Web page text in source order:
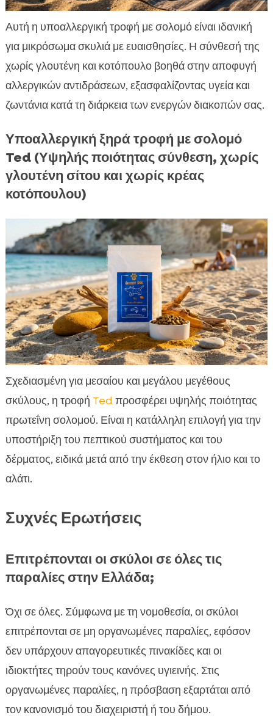
Αυτή η υποαλλεργική τροφή με σολομό είναι ιδανική
για μικρόσωμα σκυλιά με ευαισθησίες. Η σύνθεσή της
χωρίς γλουτένη και κοτόπουλο βοηθά στην αποφυγή
αλλεργικών αντιδράσεων, εξασφαλίζοντας υγεία και
ζωντάνια κατά τη διάρκεια των ενεργών διακοπών σας.
Υποαλλεργική ξηρά τροφή με σολομό
Ted (Υψηλής ποιότητας σύνθεση, χωρίς
γλουτένη σίτου και χωρίς κρέας
κοτόπουλου)
Σχεδιασμένη για μεσαίου και μεγάλου μεγέθους
σκύλους, η τροφή Tedπροσφέρει υψηλής ποιότητας
πρωτεΐνη σολομού. Είναι η κατάλληλη επιλογή για την
υποστήριξη του πεπτικού συστήματος και του
δέρματος, ειδικά μετά από την έκθεση στον ήλιο και το
αλάτι.
Συχνές Ερωτήσεις
Επιτρέπονται οι σκύλοι σε όλες τις
παραλίες στην Ελλάδα;
Όχι σε όλες. Σύμφωνα με τη νομοθεσία, οι σκύλοι
επιτρέπονται σε μη οργανωμένες παραλίες, εφόσον
δεν υπάρχουν απαγορευτικές πινακίδες και οι
ιδιοκτήτες τηρούν τους κανόνες υγιεινής. Στις
οργανωμένες παραλίες, η πρόσβαση εξαρτάται από
τον κανονισμό του διαχειριστή ή του δήμου.